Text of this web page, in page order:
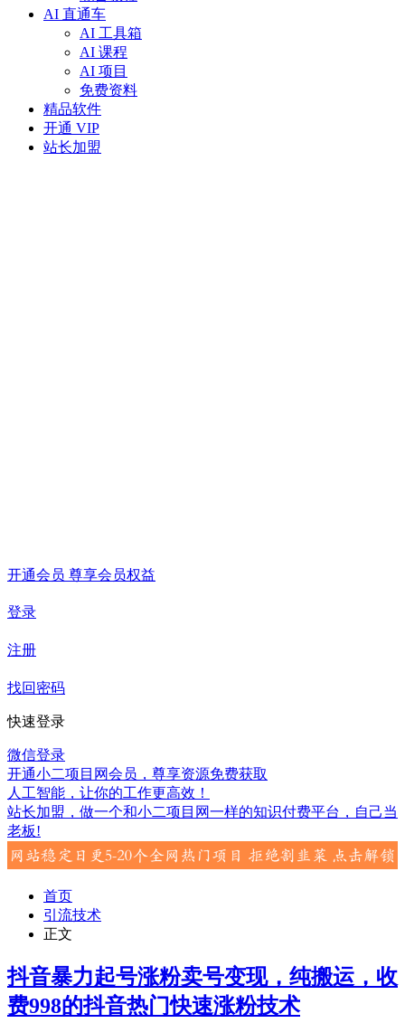
AI 直通车
AI 工具箱
AI 课程
AI 项目
免费资料
精品软件
开通 VIP
站长加盟
开通会员 尊享会员权益
登录
注册
找回密码
快速登录
微信登录
开通小二项目网会员，尊享资源免费获取
人工智能，让你的工作更高效！
站长加盟，做一个和小二项目网一样的知识付费平台，自己当
老板!
首页
引流技术
正文
抖音暴力起号涨粉卖号变现，纯搬运，收
费998的抖音热门快速涨粉技术